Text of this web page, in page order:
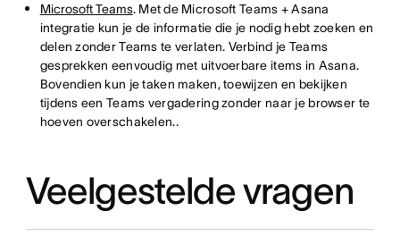
Microsoft Teams. Met de Microsoft Teams + Asana
integratie kun je de informatie die je nodig hebt zoeken en
delen zonder Teams te verlaten. Verbind je Teams
gesprekken eenvoudig met uitvoerbare items in Asana.
Bovendien kun je taken maken, toewijzen en bekijken
tijdens een Teams vergadering zonder naar je browser te
hoeven overschakelen..
Veelgestelde vragen